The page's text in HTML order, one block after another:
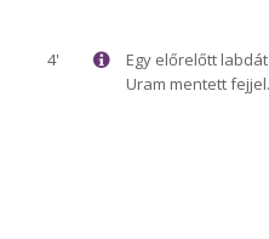
4'
Egy előrelőtt labdát
Uram mentett fejjel.